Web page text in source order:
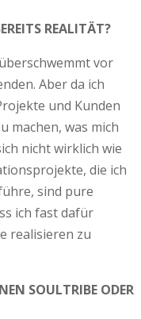
REALITÄT?
vor
Aber da ich
und Kunden
machen, was mich
nicht wirklich wie
die ich
sind pure
ich fast dafür
realisieren zu
SOULTRIBE ODER